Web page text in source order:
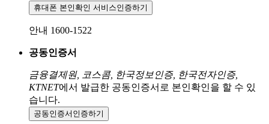
휴대폰 본인확인 서비스인증하기
안내 1600-1522
공동인증서
금융결제원, 코스콤, 한국정보인증, 한국전자인증,
KTNET에서 발급한 공동인증서로 본인확인을 할 수 있
습니다.
공동인증서 인증하기